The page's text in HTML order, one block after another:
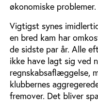
økonomiske problemer.
Vigtigst synes
en bred kam har
de sidste par år. Alle
ikke have lagt sig ved
regnskabsaflæggelse,
klubbernes
fremover. Det bliver